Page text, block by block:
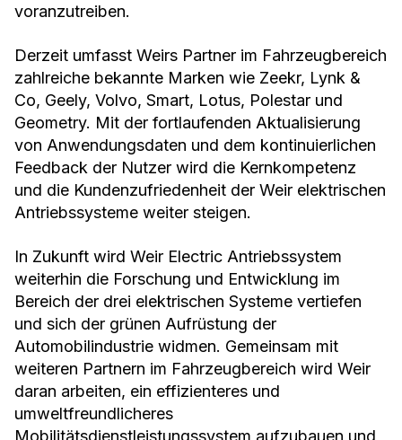
voranzutreiben.
Derzeit umfasst Weirs Partner im Fahrzeugbereich
zahlreiche bekannte Marken wie Zeekr, Lynk &
Co, Geely, Volvo, Smart, Lotus, Polestar und
Geometry. Mit der fortlaufenden Aktualisierung
von Anwendungsdaten und dem kontinuierlichen
Feedback der Nutzer wird die Kernkompetenz
und die Kundenzufriedenheit der Weir elektrischen
Antriebssysteme weiter steigen.
In Zukunft wird Weir Electric Antriebssystem
weiterhin die Forschung und Entwicklung im
Bereich der drei elektrischen Systeme vertiefen
und sich der grünen Aufrüstung der
Automobilindustrie widmen. Gemeinsam mit
weiteren Partnern im Fahrzeugbereich wird Weir
daran arbeiten, ein effizienteres und
umweltfreundlicheres